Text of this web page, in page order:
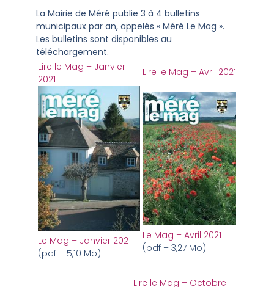
La Mairie de Méré publie 3 à 4 bulletins
municipaux par an, appelés « Méré Le Mag ».
Les bulletins sont disponibles au
téléchargement.
Lire le Mag – Janvier
2021
Le Mag – Janvier 2021
(pdf – 5,10 Mo)
Lire le Mag – Avril 2021
Le Mag – Avril 2021
(pdf – 3,27 Mo)
Lire le Mag – Octobre